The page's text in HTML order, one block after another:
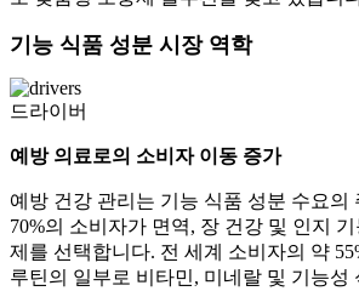
기능 식품 성분 시장 역학
드라이버
예방 의료로의 소비자 이동 증가
예방 건강 관리는 기능 식품 성분 수요의
70%의 소비자가 면역, 장 건강 및 인지
제를 선택합니다. 전 세계 소비자의 약
루틴의 일부로 비타민, 미네랄 및 기능성